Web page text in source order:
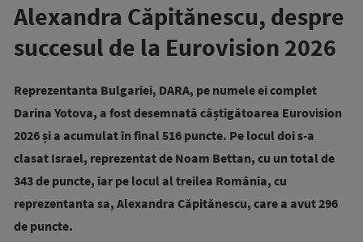
Alexandra Căpitănescu, despre
succesul de la Eurovision 2026
Reprezentanta Bulgariei, DARA, pe numele ei complet
Darina Yotova, a fost desemnată câștigătoarea Eurovision
2026 și a acumulat în final 516 puncte. Pe locul doi s-a
clasat Israel, reprezentat de Noam Bettan, cu un total de
343 de puncte, iar pe locul al treilea România, cu
reprezentanta sa, Alexandra Căpitănescu, care a avut 296
de puncte.